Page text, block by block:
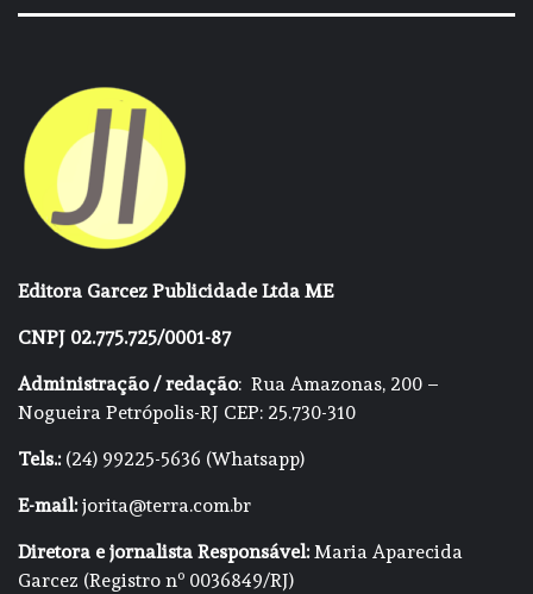
Editora Garcez Publicidade Ltda ME
CNPJ 02.775.725/0001-87
Administração / redação: Rua Amazonas, 200 –
Nogueira Petrópolis-RJ CEP: 25.730-310
Tels.:(24) 99225-5636 (Whatsapp)
E-mail:jorita@terra.com.br
Diretora e jornalista Responsável:Maria Aparecida
Garcez (Registro nº 0036849/RJ)